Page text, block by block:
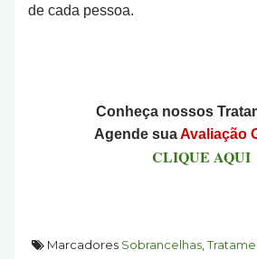
de cada pessoa.
Conheça nossos
Agende suaAvaliação
CLIQUE AQUI
Marcadores Sobrancelhas,